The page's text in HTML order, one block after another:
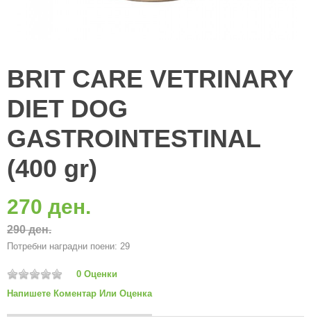
BRIT CARE VETRINARY
DIET DOG
GASTROINTESTINAL
(400 gr)
270 ден.
290 ден.
Потребни наградни поени: 29
0 Оценки
Напишете Коментар Или Оценка